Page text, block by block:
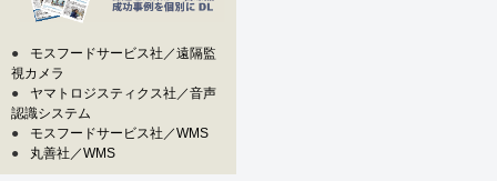
●
モスフードサービス社／遠隔監
視カメラ
●
ヤマトロジスティクス社／音声
認識システム
●
モスフードサービス社／WMS
●
丸善社／WMS